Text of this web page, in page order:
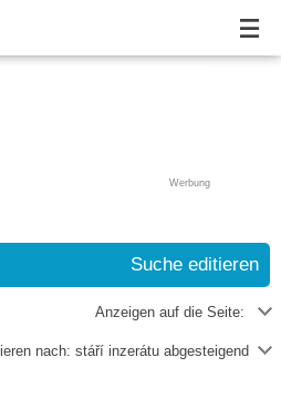
Werbung
Suche editieren
Anzeigen auf die Seite:
nach: stáří inzerátu abgesteigend